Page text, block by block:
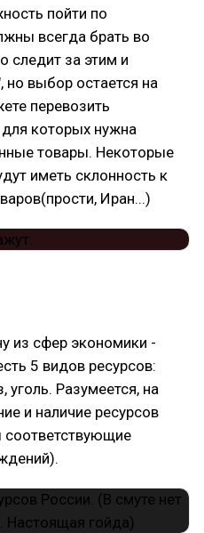
пойти по
всегда брать во
следит за этим и
но выбор остается на
перевозить
которых нужна
товары. Некоторые
иметь склонность к
Иран...)
из сфер экономики -
5 видов ресурсов:
уголь. Разумеется, на
и наличие ресурсов
соответствующие